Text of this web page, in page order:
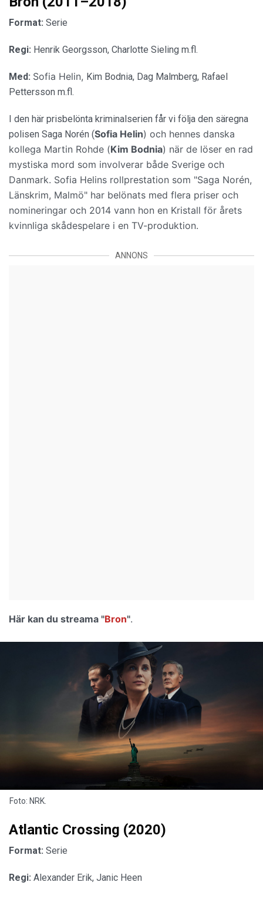
Format: Serie
Regi: Henrik Georgsson, Charlotte Sieling m.fl.
Med: Sofia Helin, Kim Bodnia, Dag Malmberg, Rafael
Pettersson m.fl.
I den här prisbelönta kriminalserien får vi följa den säregna
polisen Saga Norén (Sofia Helin) och hennes danska
kollega Martin Rohde (Kim Bodnia) när de löser en rad
mystiska mord som involverar både Sverige och
Danmark. Sofia Helins rollprestation som "Saga Norén,
Länskrim, Malmö" har belönats med flera priser och
nomineringar och 2014 vann hon en Kristall för årets
kvinnliga skådespelare i en TV-produktion.
ANNONS
Här kan du streama "Bron".
Foto: NRK.
Atlantic Crossing (2020)
Format: Serie
Regi: Alexander Erik, Janic Heen